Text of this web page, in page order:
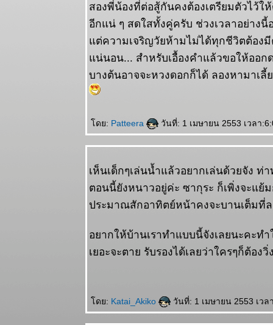
สองพี่น้องที่ต่อสู้กันคงต้องเตรียมตัวไว้
อีกแน่ ๆ สดใสทั้งคู่ครับ ช่วงเวลาอย่าง
ต่ความเจริญวัยห้ามไม่ได้ทุกชีวิตต้องมี
น่นอน... สำหรับเอื้องคำแล้วขอให้ออก
บางต้นอาจจะหวงดอกก็ได้ ลองหามาเลี้
ดย: Patteera วันที่: 1 เมษายน 2553 เวลา
เห็นเด็กๆเล่นน้ำแล้วอยากเล่นด้วยจัง
ตอนนี้ยังหนาวอยู่ค่ะ ซากุระ ก็เพิ่งจะแย้
ประมาณสักอาทิตย์หน้าคงจะบานเต็มที่
อยากให้บ้านเราทำแบบนี้จังเลยนะคะท
เยอะจะตาย รับรองได้เลยว่าใครๆก็ต้อง
ดย: Katai_Akiko วันที่: 1 เมษายน 2553 เวล